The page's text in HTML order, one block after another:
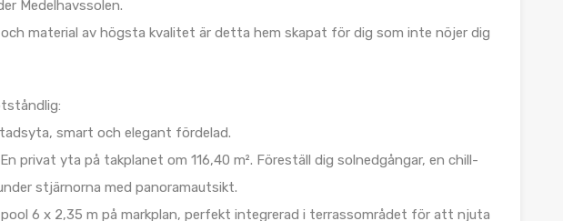
Medelhavssolen.
och material av högsta kvalitet är detta hem skapat för dig som inte nöjer dig
smart och elegant fördelad.
privat yta på takplanet om 116,40 m². Föreställ dig solnedgångar, en chill-
stjärnorna med panoramautsikt.
pool 6 x 2,35 m på markplan, perfekt integrerad i terrassområdet för att njuta